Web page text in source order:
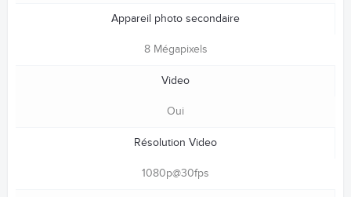
Appareil photo secondaire
8 Mégapixels
Video
Oui
Résolution Video
1080p@30fps